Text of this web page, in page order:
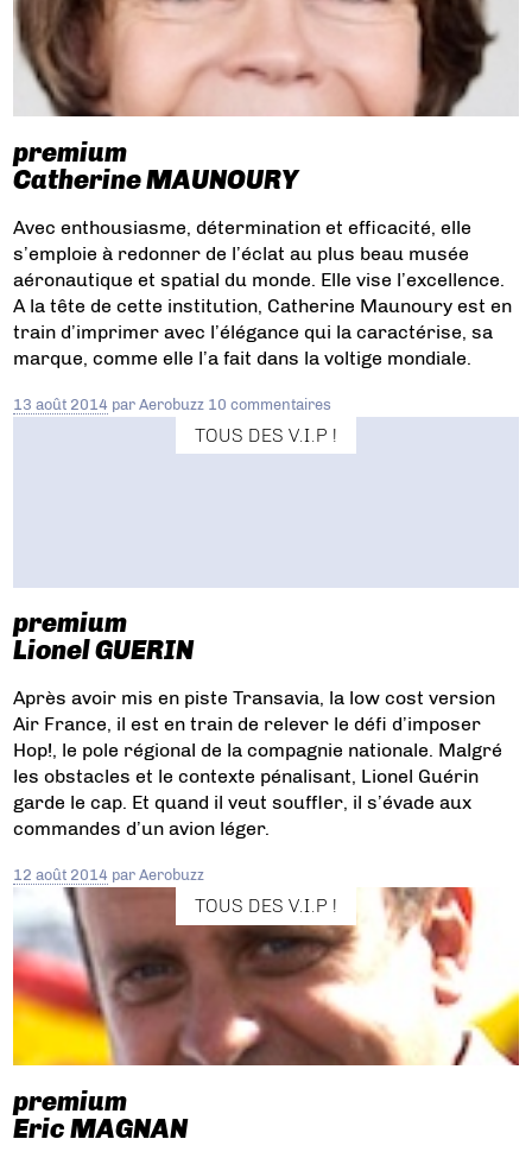
premium
Catherine MAUNOURY
Avec enthousiasme, détermination et efficacité, elle
s’emploie à redonner de l’éclat au plus beau musée
aéronautique et spatial du monde. Elle vise l’excellence.
A la tête de cette institution, Catherine Maunoury est en
train d’imprimer avec l’élégance qui la caractérise, sa
marque, comme elle l’a fait dans la voltige mondiale.
13 août 2014 parAerobuzz 10 commentaires
TOUS DES V.I.P !
premium
Lionel GUERIN
Après avoir mis en piste Transavia, la low cost version
Air France, il est en train de relever le défi d’imposer
Hop!, le pole régional de la compagnie nationale. Malgré
les obstacles et le contexte pénalisant, Lionel Guérin
garde le cap. Et quand il veut souffler, il s’évade aux
commandes d’un avion léger.
12 août 2014 parAerobuzz
TOUS DES V.I.P !
premium
Eric MAGNAN